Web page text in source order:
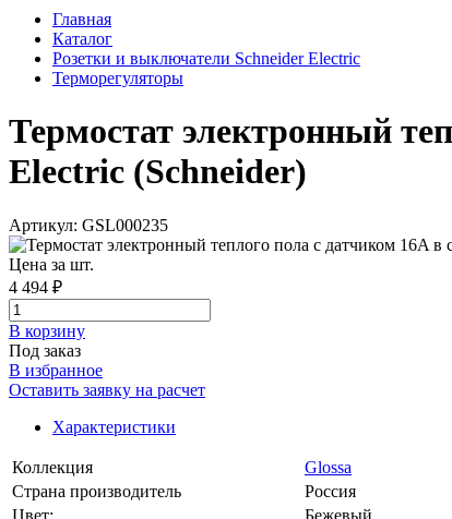
Главная
Каталог
Розетки и выключатели Schneider Electric
Терморегуляторы
Термостат электронный
Electric (Schneider)
Артикул: GSL000235
Цена за шт.
4 494 ₽
В корзинy
Под заказ
В избранное
Оставить заявку на расчет
Характеристики
Коллекция
Glossa
Страна производитель
Россия
Цвет:
Бежевый